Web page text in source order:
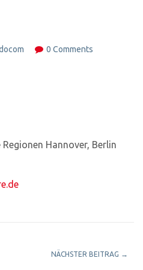
0 Comments
Hannover, Berlin
NÄCHSTER BEITRAG →